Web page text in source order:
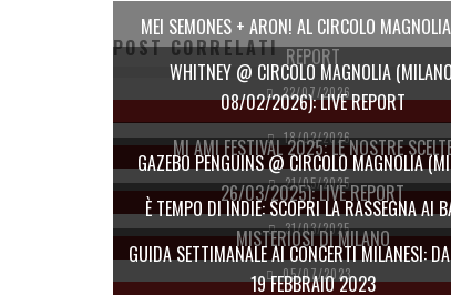
POST CORRELATI
MEI SEMONES + ARON! AL CIRCOLO
REPORT
22/07/2026
WHITNEY @ CIRCOLO MAGNOLIA
08/02/2026): LIVE REPORT
18/02/2026
MI AMI FESTIVAL 2025: LE NOSTRE
21/05/2025
GAZEBO PENGUINS @ CIRCOLO MAGNOLIA
26/03/2025): LIVE REPORT
31/03/2025
È TEMPO DI INDIE: SCOPRI LA RASSEGNA AI
MISTERIOSI DI MILANO
05/07/2023
GUIDA SETTIMANALE AI CONCERTI MILANESI:
19 FEBBRAIO 2023